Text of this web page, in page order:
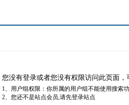
您没有登录或者您没有权限访问此页面
1、用户组权限：你所属的用户组不能使用搜索
2、您还不是站点会员,请先登录站点